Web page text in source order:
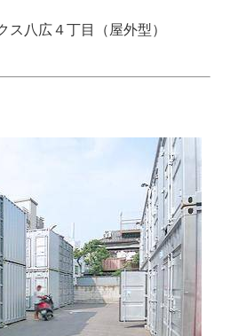
ス八広４丁目（屋外型）